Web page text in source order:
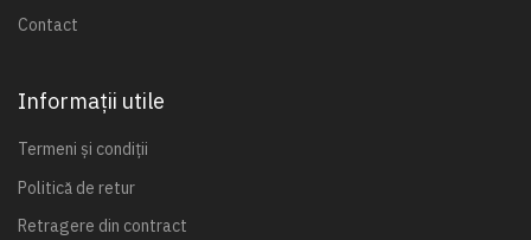
Contact
Informații utile
Termeni și condiții
Politică de retur
Retragere din contract